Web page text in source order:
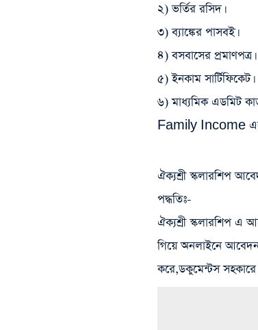
২) ভর্তির রসিদ।
৩) ব্যাঙ্কের পাসবই।
৪) বসবাসের প্রমাণপত্র।
৫) ইনকাম সার্টিফিকেট।
৬) মাধ্যমিক এডমিট
Family Income এর
ঐক্যশ্রী
পদ্ধতিঃ-
ঐক্যশ্রী স্কলারশিপ এ
গিয়ে অনলাইনে
করে,ডকুমেন্টস সহকারে